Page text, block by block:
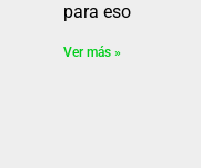
para eso
Ver más »